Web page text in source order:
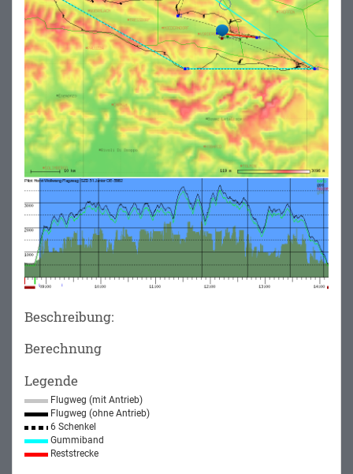
Beschreibung:
Berechnung
Legende
Flugweg (mit Antrieb)
Flugweg (ohne Antrieb)
6 Schenkel
Gummiband
Reststrecke